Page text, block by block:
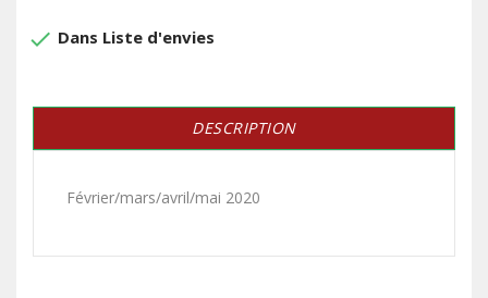
done Dans Liste d'envies
DESCRIPTION
Février/mars/avril/mai 2020